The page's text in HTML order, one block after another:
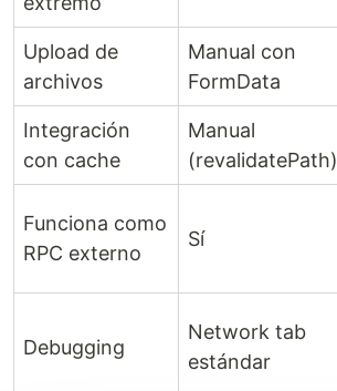
Upload de
archivos
Manual con
FormData
Integración
con cache
Manual
(revalidatePath)
Funciona como
RPC externo
Sí
Debugging
Network tab
estándar